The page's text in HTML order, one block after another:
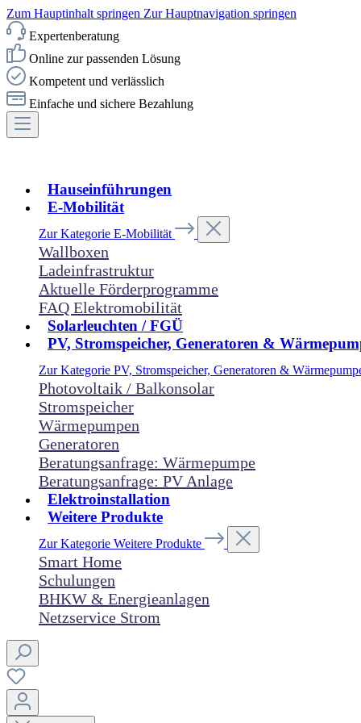
Zum Hauptinhalt springen Zur Hauptnavigation springen
Expertenberatung
Online zur passenden Lösung
Kompetent und verlässlich
Einfache und sichere Bezahlung
Hauseinführungen
E-Mobilität
Zur Kategorie E-Mobilität
Wallboxen
Ladeinfrastruktur
Aktuelle Förderprogramme
FAQ Elektromobilität
Solarleuchten / FGÜ
PV, Stromspeicher, Generatoren &
Zur Kategorie PV, Stromspeicher, Generatoren &
Photovoltaik / Balkonsolar
Stromspeicher
Wärmepumpen
Generatoren
Beratungsanfrage: Wärmepumpe
Beratungsanfrage: PV Anlage
Elektroinstallation
Weitere Produkte
Zur Kategorie Weitere Produkte
Smart Home
Schulungen
BHKW & Energieanlagen
Netzservice Strom